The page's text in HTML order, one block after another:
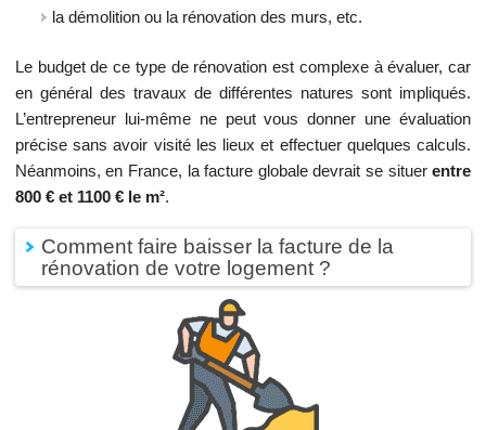
la démolition ou la rénovation des murs, etc.
Le budget de ce type de rénovation est complexe à évaluer, car
en général des travaux de différentes natures sont impliqués.
L’entrepreneur lui-même ne peut vous donner une évaluation
précise sans avoir visité les lieux et effectuer quelques calculs.
Néanmoins, en France, la facture globale devrait se situerentre
800 € et 1100 € le m².
Comment faire baisser la facture de la
rénovation de votre logement ?